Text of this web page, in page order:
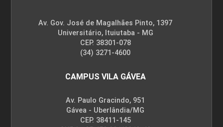
Av. Gov. José de Magalhães Pinto, 1397
Universitário, Ituiutaba - MG
CEP. 38301-078
(34) 3271-4600
CAMPUS VILA GÁVEA
Av. Paulo Gracindo, 951
Gávea - Uberlândia/MG
CEP. 38411-145